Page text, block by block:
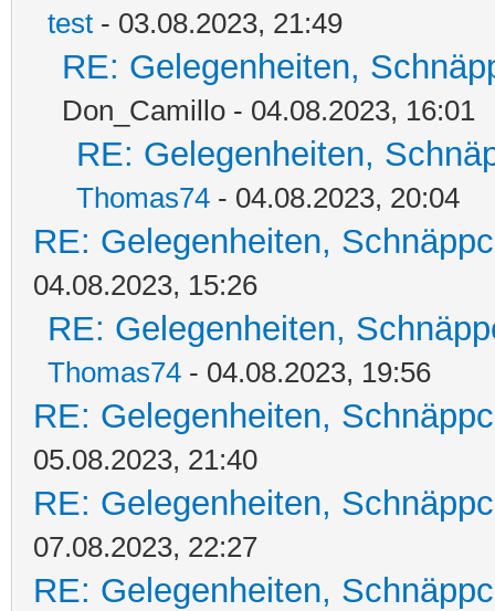
test - 03.08.2023, 21:49
RE: Gelegenheiten,
Don_Camillo - 04.08.2023, 16:01
RE: Gelegenheiten,
Thomas74 - 04.08.2023, 20:04
RE: Gelegenheiten,
04.08.2023, 15:26
RE: Gelegenheiten,
Thomas74 - 04.08.2023, 19:56
RE: Gelegenheiten,
05.08.2023, 21:40
RE: Gelegenheiten,
07.08.2023, 22:27
RE: Gelegenheiten,